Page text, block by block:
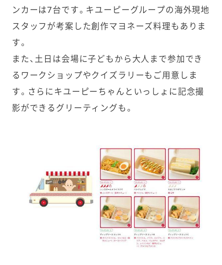
ンカーは7台です。キユーピーグループの海外現地
スタッフが考案した創作マヨネーズ料理もありま
す。
また、土日は会場に子どもから大人まで参加でき
るワークショップやクイズラリーもご用意しま
す。さらにキユーピーちゃんといっしょに記念撮
影ができるグリーティングも。